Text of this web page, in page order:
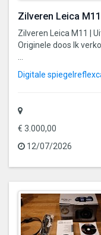
Zilveren Leica
Zilveren Leica M11 |
Originele doos Ik
Digitale
€ 3.000,00
12/07/2026